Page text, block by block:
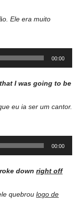
Ele era muito
00:00
that I was going to be
eu ia ser um cantor.
00:00
down right off
quebrou logo de